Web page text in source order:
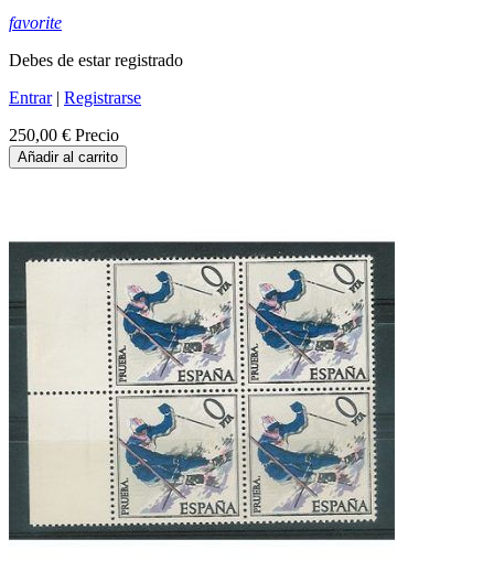
favorite
Debes de estar registrado
Entrar| Registrarse
250,00 € Precio
Añadir al carrito